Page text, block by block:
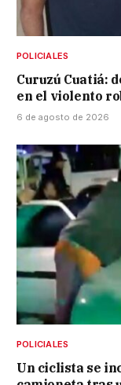
POLICIALES
Curuzú Cuatiá:
en el violento
6 de agosto de 2026
POLICIALES
Un ciclista se